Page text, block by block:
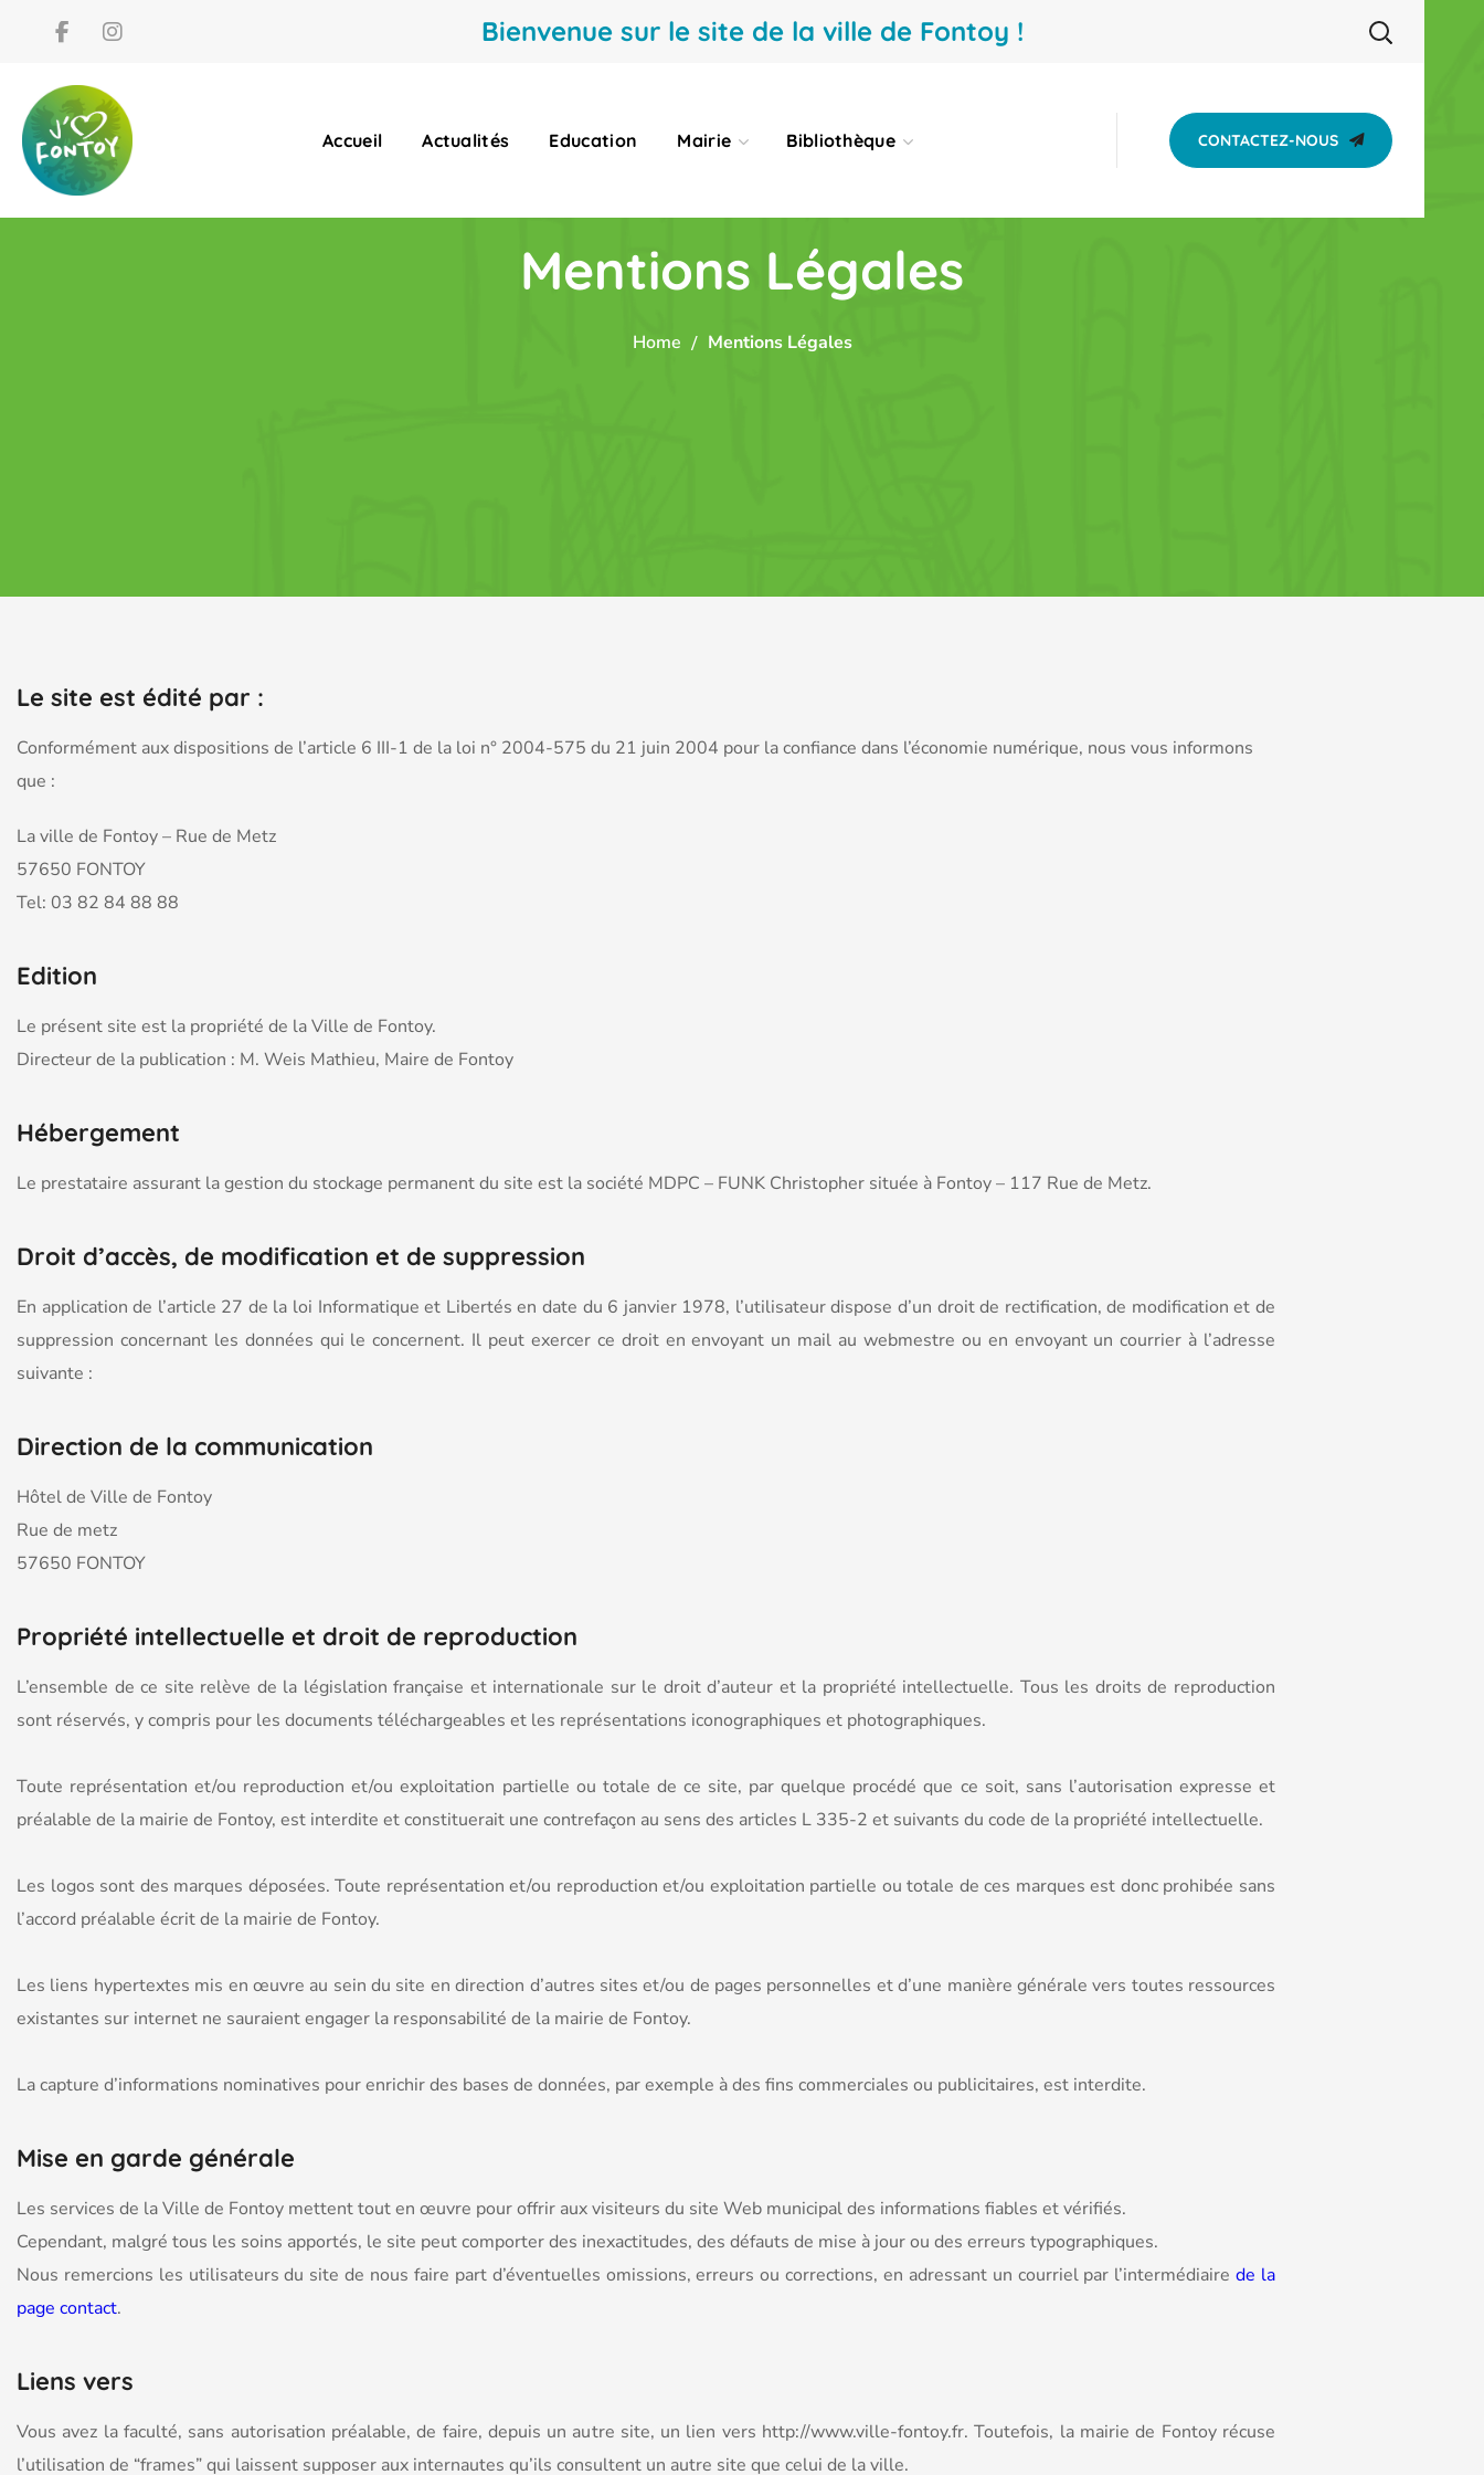
Bienvenue sur le site de la ville de Fontoy !
Accueil Actualités Education Mairie Bibliothèque CONTACTEZ-NOUS
Mentions Légales
Home Mentions Légales
Le site est édité par :
Conformément aux dispositions de l’article 6 III-1 de la loi n° 2004-575 du 21 juin 2004 pour la confiance dans l’économie numérique, nous vous informons
que :
La ville de Fontoy – Rue de Metz
57650 FONTOY
Tel: 03 82 84 88 88
Edition
Le présent site est la propriété de la Ville de Fontoy.
Directeur de la publication : M. Weis Mathieu, Maire de Fontoy
Hébergement
Le prestataire assurant la gestion du stockage permanent du site est la société MDPC – FUNK Christopher située à Fontoy – 117 Rue de Metz.
Droit d’accès, de modification et de suppression
En application de l’article 27 de la loi Informatique et Libertés en date du 6 janvier 1978, l’utilisateur dispose d’un droit de rectification, de modification et de
suppression concernant les données qui le concernent. Il peut exercer ce droit en envoyant un mail au webmestre ou en envoyant un courrier à l’adresse
suivante :
Direction de la communication
Hôtel de Ville de Fontoy
Rue de metz
57650 FONTOY
Propriété intellectuelle et droit de reproduction
L’ensemble de ce site relève de la législation française et internationale sur le droit d’auteur et la propriété intellectuelle. Tous les droits de reproduction
sont réservés, y compris pour les documents téléchargeables et les représentations iconographiques et photographiques.
Toute représentation et/ou reproduction et/ou exploitation partielle ou totale de ce site, par quelque procédé que ce soit, sans l’autorisation expresse et
préalable de la mairie de Fontoy, est interdite et constituerait une contrefaçon au sens des articles L 335-2 et suivants du code de la propriété intellectuelle.
Les logos sont des marques déposées. Toute représentation et/ou reproduction et/ou exploitation partielle ou totale de ces marques est donc prohibée sans
l’accord préalable écrit de la mairie de Fontoy.
Les liens hypertextes mis en œuvre au sein du site en direction d’autres sites et/ou de pages personnelles et d’une manière générale vers toutes ressources
existantes sur internet ne sauraient engager la responsabilité de la mairie de Fontoy.
La capture d’informations nominatives pour enrichir des bases de données, par exemple à des fins commerciales ou publicitaires, est interdite.
Mise en garde générale
Les services de la Ville de Fontoy mettent tout en œuvre pour offrir aux visiteurs du site Web municipal des informations fiables et vérifiés.
Cependant, malgré tous les soins apportés, le site peut comporter des inexactitudes, des défauts de mise à jour ou des erreurs typographiques.
Nous remercions les utilisateurs du site de nous faire part d’éventuelles omissions, erreurs ou corrections, en adressant un courriel par l’intermédiairede la
page contact.
Liens vers
Vous avez la faculté, sans autorisation préalable, de faire, depuis un autre site, un lien vers http://www.ville-fontoy.fr. Toutefois, la mairie de Fontoy récuse
l’utilisation de “frames” qui laissent supposer aux internautes qu’ils consultent un autre site que celui de la ville.